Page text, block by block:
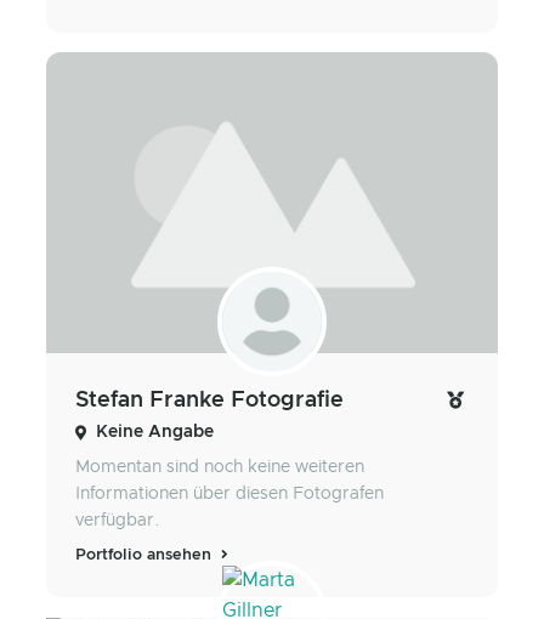
Stefan Franke Fotografie
Keine Angabe
Momentan sind noch keine weiteren
Informationen über diesen Fotografen
verfügbar.
Portfolio ansehen